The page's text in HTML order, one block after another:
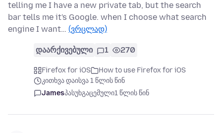
telling me I have a new private tab, but the search
bar tells me it's Google. when I choose what search
engine I want… (ვრცლად)
დაარქივებული 1 270
Firefox for iOS
How to use Firefox for iOS
კითხვა დაისვა 1 წლის წინ
Jamesპასუხგაცემული1 წლის წინ